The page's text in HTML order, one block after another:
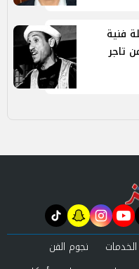
فنية
تاجر
youtube
instagram
snapchat
tiktok
الخدمات
نجوم الفن